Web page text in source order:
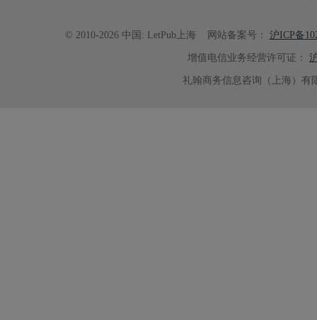
© 2010-2026 中国: LetPub上海 网站备案号： 沪ICP备
增值电信业务经营许可证：
礼翰商务信息咨询（上海）